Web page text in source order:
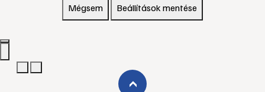
Mégsem Beállítások mentése
›